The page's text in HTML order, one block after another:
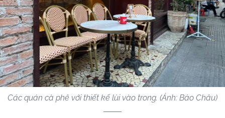
Các quán cà phê với thiết kế lùi vào trong. (Ảnh: Bảo Châu)